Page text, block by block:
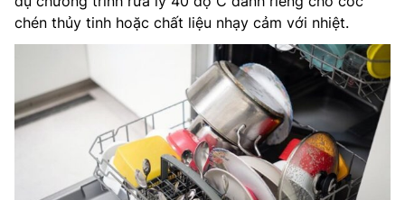
chén thủy tinh hoặc chất liệu nhạy cảm với nhiệt.